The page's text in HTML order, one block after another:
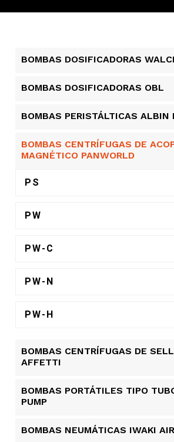
BOMBAS DOSIFICADORAS
BOMBAS DOSIFICADORAS OBL
BOMBAS PERISTÁLTICAS ALBIN
BOMBAS CENTRÍFUGAS DE
MAGNÉTICO PANWORLD
PS
PW
PW-C
PW-N
PW-H
BOMBAS CENTRÍFUGAS DE
AFFETTI
BOMBAS PORTÁTILES TIPO
PUMP
BOMBAS NEUMÁTICAS IWAKI AIR